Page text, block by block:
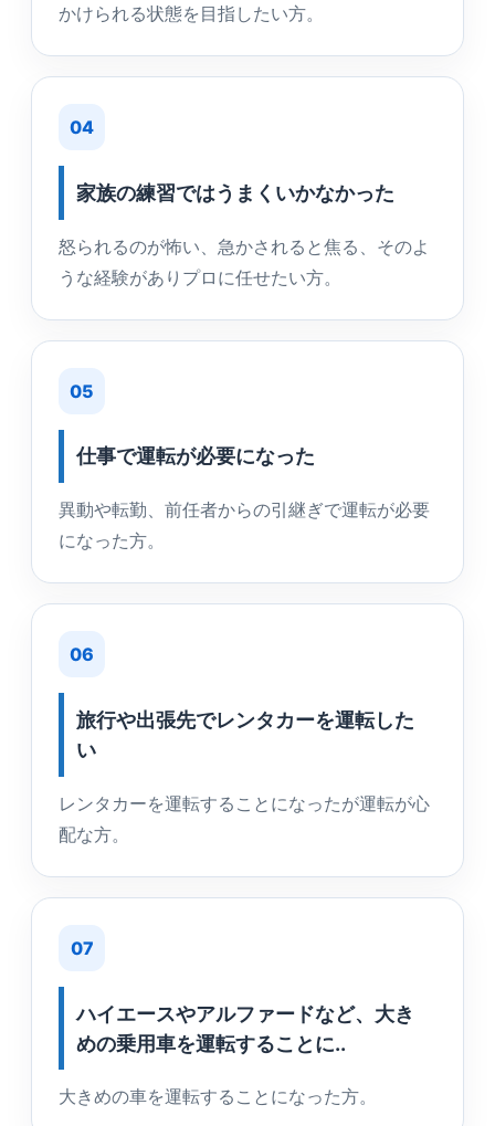
かけられる状態を目指したい方。
04
家族の練習ではうまくいかなかった
怒られるのが怖い、急かされると焦る、そのよ
うな経験がありプロに任せたい方。
05
仕事で運転が必要になった
異動や転勤、前任者からの引継ぎで運転が必要
になった方。
06
旅行や出張先でレンタカーを運転した
い
レンタカーを運転することになったが運転が心
配な方。
07
ハイエースやアルファードなど、大き
めの乗用車を運転することに..
大きめの車を運転することになった方。